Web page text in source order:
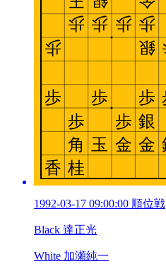
1992-03-17 09:00:00 順位戦
Black 達正光
White 加瀬純一